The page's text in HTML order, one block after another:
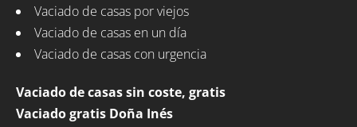
Vaciado de casas por viejos
Vaciado de casas en un día
Vaciado de casas con urgencia
Vaciado de casas sin coste, gratis
Vaciado gratis Doña Inés